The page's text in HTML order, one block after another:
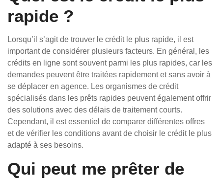
rapide ?
Lorsqu’il s’agit de trouver le crédit le plus rapide, il est
important de considérer plusieurs facteurs. En général, les
crédits en ligne sont souvent parmi les plus rapides, car les
demandes peuvent être traitées rapidement et sans avoir à
se déplacer en agence. Les organismes de crédit
spécialisés dans les prêts rapides peuvent également offrir
des solutions avec des délais de traitement courts.
Cependant, il est essentiel de comparer différentes offres
et de vérifier les conditions avant de choisir le crédit le plus
adapté à ses besoins.
Qui peut me prêter de